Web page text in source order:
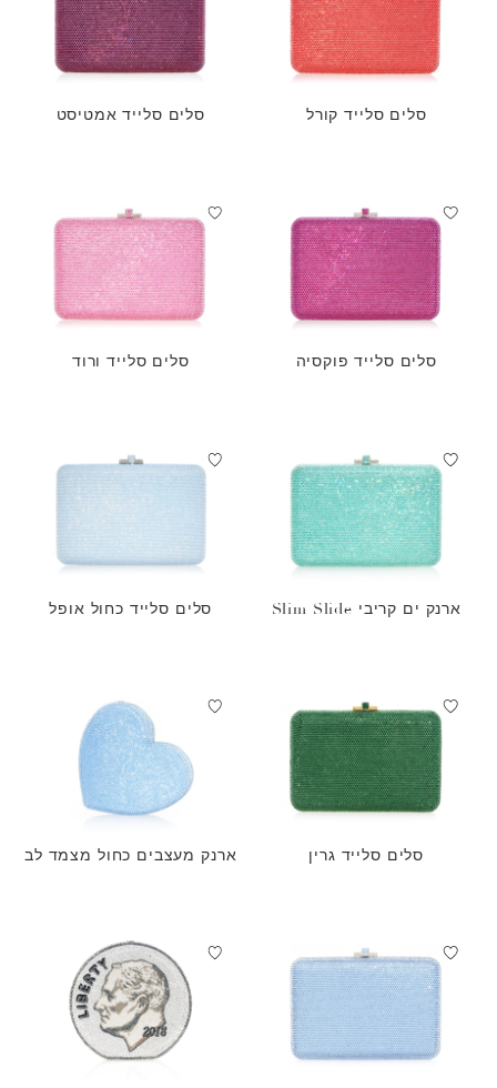
סלים סלייד קורל סלים סלייד אמטיסט
סלים סלייד פוקסיה סלים סלייד ורוד
ארנק ים קריבי Slim Slide סלים סלייד כחול אופל
סלים סלייד גרין ארנק מעצבים כחול מצמד לב